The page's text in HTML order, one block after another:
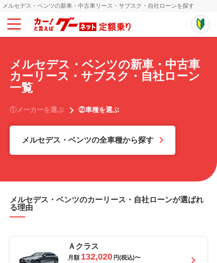
メルセデス・ベンツの新車・中古車リース・サブスク・自社ローンを探す
メルセデス・ベンツの新車・中古車
カーリース・サブスク・自社ローン
一覧
①メーカーを選ぶ ②車種を選ぶ
メルセデス・ベンツの全車種から探す
メルセデス・ベンツのカーリース・自社ローンが選ばれ
る理由
Ａクラス
月額 132,020 円(税込)〜